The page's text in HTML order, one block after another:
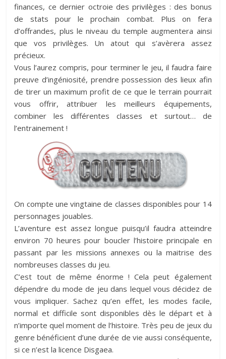
finances, ce dernier octroie des privilèges : des bonus
de stats pour le prochain combat. Plus on fera
d’offrandes, plus le niveau du temple augmentera ainsi
que vos privilèges. Un atout qui s’avèrera assez
précieux.
Vous l’aurez compris, pour terminer le jeu, il faudra faire
preuve d’ingéniosité, prendre possession des lieux afin
de tirer un maximum profit de ce que le terrain pourrait
vous offrir, attribuer les meilleurs équipements,
combiner les différentes classes et surtout… de
l’entrainement !
On compte une vingtaine de classes disponibles pour 14
personnages jouables.
L’aventure est assez longue puisqu’il faudra atteindre
environ 70 heures pour boucler l’histoire principale en
passant par les missions annexes ou la maitrise des
nombreuses classes du jeu.
C’est tout de même énorme ! Cela peut également
dépendre du mode de jeu dans lequel vous décidez de
vous impliquer. Sachez qu’en effet, les modes facile,
normal et difficile sont disponibles dès le départ et à
n’importe quel moment de l’histoire. Très peu de jeux du
genre bénéficient d’une durée de vie aussi conséquente,
si ce n’est la licence Disgaea.